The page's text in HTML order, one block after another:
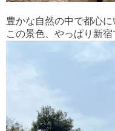
豊かな自然の中で都心に
この景色、やっぱり新宿